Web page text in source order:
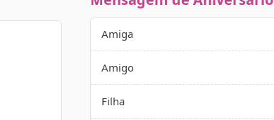
Amiga
Amigo
Filha